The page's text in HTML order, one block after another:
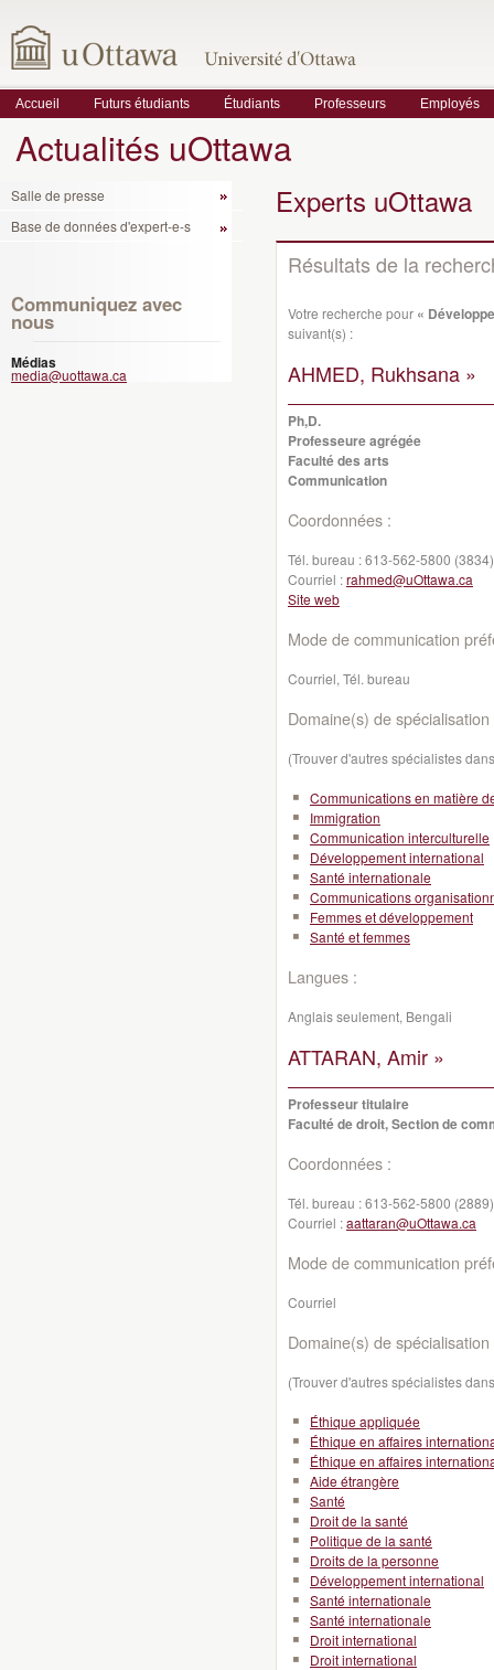
Accueil Futurs étudiants Étudiants Professeurs Employés
Actualités uOttawa
Salle de presse
Base de données d'expert-e-s
Communiquez avec
nous
Médias
media@uottawa.ca
Experts uOttawa
Résultats de la
Votre recherche pour «
suivant(s) :
AHMED, Rukhsana »
Ph,D.
Professeure agrégée
Faculté des arts
Communication
Coordonnées :
Tél. bureau :613-562-5800 (3834)
Courriel :rahmed@uOttawa.ca
Site web
Mode de communication
Courriel, Tél. bureau
Domaine(s) de spécialisation
(Trouver d'autres spécialistes
Communications en matière
Immigration
Communication interculturelle
Développement international
Santé internationale
Communications
Femmes et développement
Santé et femmes
Langues :
Anglais seulement, Bengali
ATTARAN, Amir »
Professeur titulaire
Faculté de droit, Section de
Coordonnées :
Tél. bureau :613-562-5800 (2889)
Courriel :aattaran@uOttawa.ca
Mode de communication
Courriel
Domaine(s) de spécialisation
(Trouver d'autres spécialistes
Éthique appliquée
Éthique en affaires
Éthique en affaires
Aide étrangère
Santé
Droit de la santé
Politique de la santé
Droits de la personne
Développement international
Santé internationale
Santé internationale
Droit international
Droit international